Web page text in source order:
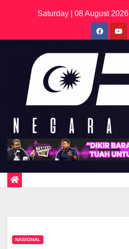
Saturday | 08 August 2026
NASIONAL